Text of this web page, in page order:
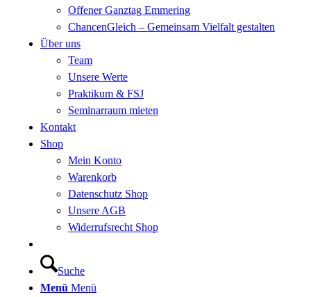
Offener Ganztag Emmering
ChancenGleich – Gemeinsam Vielfalt gestalten
Über uns
Team
Unsere Werte
Praktikum & FSJ
Seminarraum mieten
Kontakt
Shop
Mein Konto
Warenkorb
Datenschutz Shop
Unsere AGB
Widerrufsrecht Shop
Suche
Menü Menü